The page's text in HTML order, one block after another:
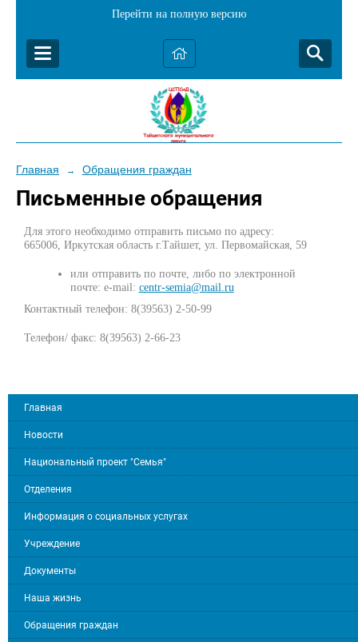
Перейти на полную версию
Главная → Обращения граждан
Письменные обращения
Для этого необходимо отправить письмо по адресу:
665006, Иркутская область г.Тайшет, ул. Первомайская, 59
или отправить по почте, либо по электронной
почте: e-mail: centr-semia@mail.ru
Контактный телефон: 8(39563) 2-50-99
Телефон/ факс: 8(39563) 2-66-23
Главная
Новости
Национальный проект "Семья"
Отделения
Информация о социальных услугах
Учреждение
Документы
Наша жизнь
Обращения граждан